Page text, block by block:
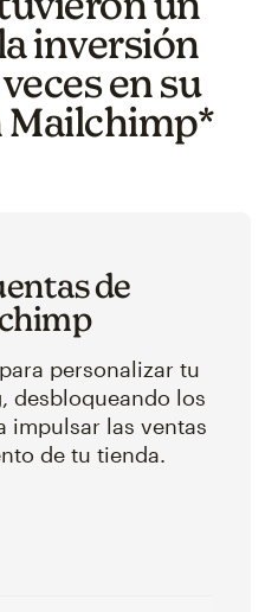
inversión
en su
Mailchimp*
de
personalizar tu
desbloqueando los
impulsar las ventas
de tu tienda.